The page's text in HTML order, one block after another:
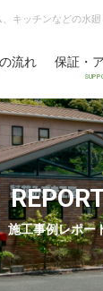
ッチンなどの水
流れ 保証・
施工事例レポー